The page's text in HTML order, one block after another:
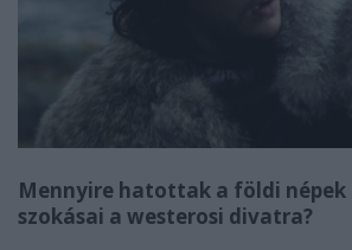
Mennyire hatottak a földi népek
szokásai a westerosi divatra?